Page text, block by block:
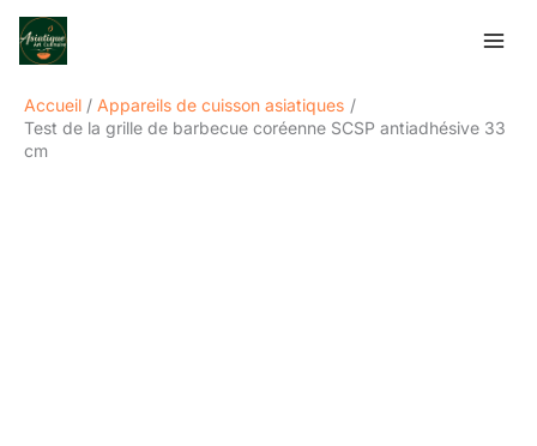
Aller
Accueil
Appareils de cuisson asiatiques
Test de la grille de barbecue coréenne SCSP antiadhésive 33
cm
Rechercher